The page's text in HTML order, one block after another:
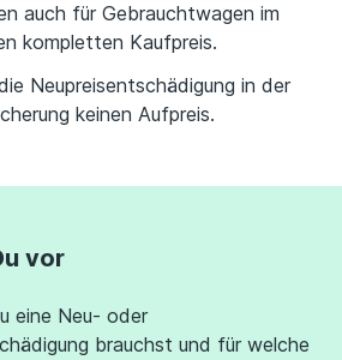
auch für Gebrauchtwagen im
kompletten Kaufpreis.
Neupreisentschädigung in der
keinen Aufpreis.
vor
eine Neu- oder
brauchst und für welche